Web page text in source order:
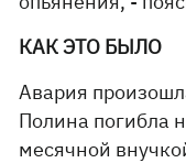
КАК ЭТО БЫЛО
Авария
Полина погибла
месячной